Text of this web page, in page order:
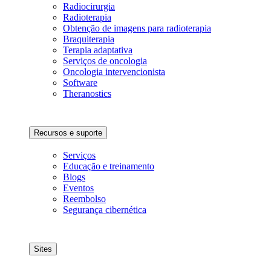
Radiocirurgia
Radioterapia
Obtenção de imagens para radioterapia
Braquiterapia
Terapia adaptativa
Serviços de oncologia
Oncologia intervencionista
Software
Theranostics
Recursos e suporte
Serviços
Educação e treinamento
Blogs
Eventos
Reembolso
Segurança cibernética
Sites